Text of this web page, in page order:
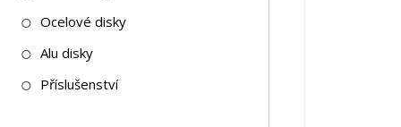
Ocelové disky
Alu disky
Příslušenství